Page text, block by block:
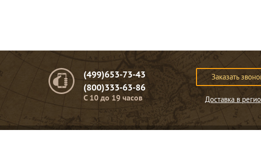
(499)653-73-43
(800)333-63-86
C 10 до 19 часов
Заказать
Доставка в